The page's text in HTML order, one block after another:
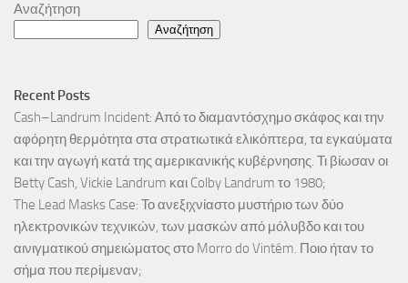
Αναζήτηση
Αναζήτηση
Recent Posts
Cash–Landrum Incident: Από το διαμαντόσχημο σκάφος και την
αφόρητη θερμότητα στα στρατιωτικά ελικόπτερα, τα εγκαύματα
και την αγωγή κατά της αμερικανικής κυβέρνησης. Τι βίωσαν οι
Betty Cash, Vickie Landrum και Colby Landrum το 1980;
The Lead Masks Case: Το ανεξιχνίαστο μυστήριο των δύο
ηλεκτρονικών τεχνικών, των μασκών από μόλυβδο και του
αινιγματικού σημειώματος στο Morro do Vintém. Ποιο ήταν το
σήμα που περίμεναν;